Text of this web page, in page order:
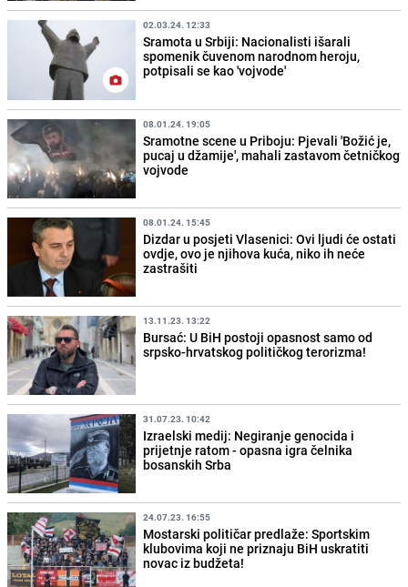
02.03.24. 12:33
Sramota u Srbiji: Nacionalisti išarali
spomenik čuvenom narodnom heroju,
potpisali se kao 'vojvode'
08.01.24. 19:05
Sramotne scene u Priboju: Pjevali 'Božić je,
pucaj u džamije', mahali zastavom četničkog
vojvode
08.01.24. 15:45
Dizdar u posjeti Vlasenici: Ovi ljudi će ostati
ovdje, ovo je njihova kuća, niko ih neće
zastrašiti
13.11.23. 13:22
Bursać: U BiH postoji opasnost samo od
srpsko-hrvatskog političkog terorizma!
31.07.23. 10:42
Izraelski medij: Negiranje genocida i
prijetnje ratom - opasna igra čelnika
bosanskih Srba
24.07.23. 16:55
Mostarski političar predlaže: Sportskim
klubovima koji ne priznaju BiH uskratiti
novac iz budžeta!